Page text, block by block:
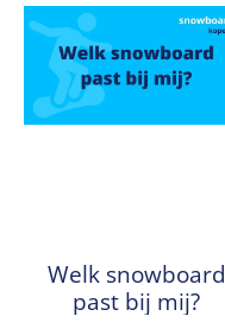
Welk snowboard
past bij mij?